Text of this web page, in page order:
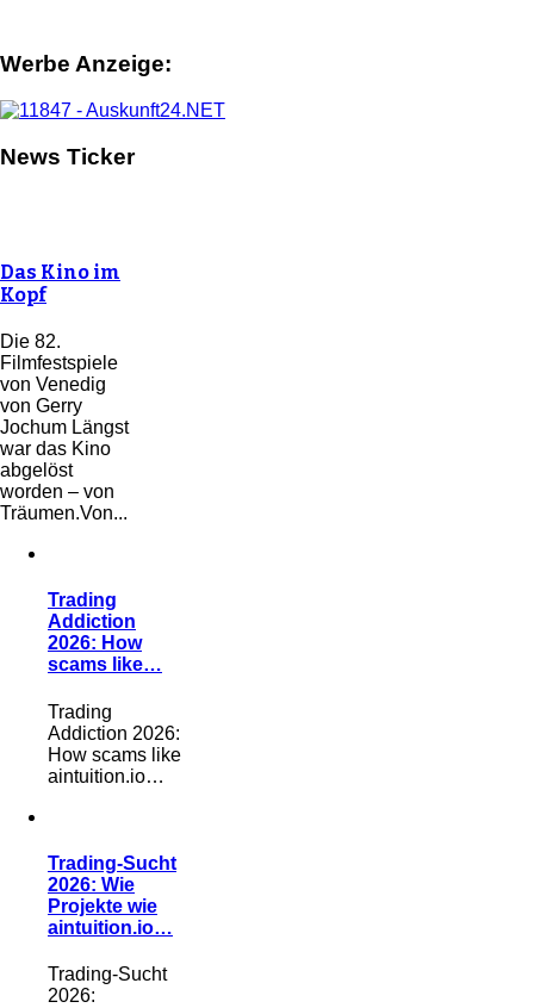
Werbe Anzeige:
News Ticker
Das Kino im
Kopf
Die 82.
Filmfestspiele
von Venedig
von Gerry
Jochum Längst
war das Kino
abgelöst
worden – von
Träumen.Von...
Trading
Addiction
2026: How
scams like…
Trading
Addiction 2026:
How scams like
aintuition.io…
Trading-Sucht
2026: Wie
Projekte wie
aintuition.io…
Trading-Sucht
2026: